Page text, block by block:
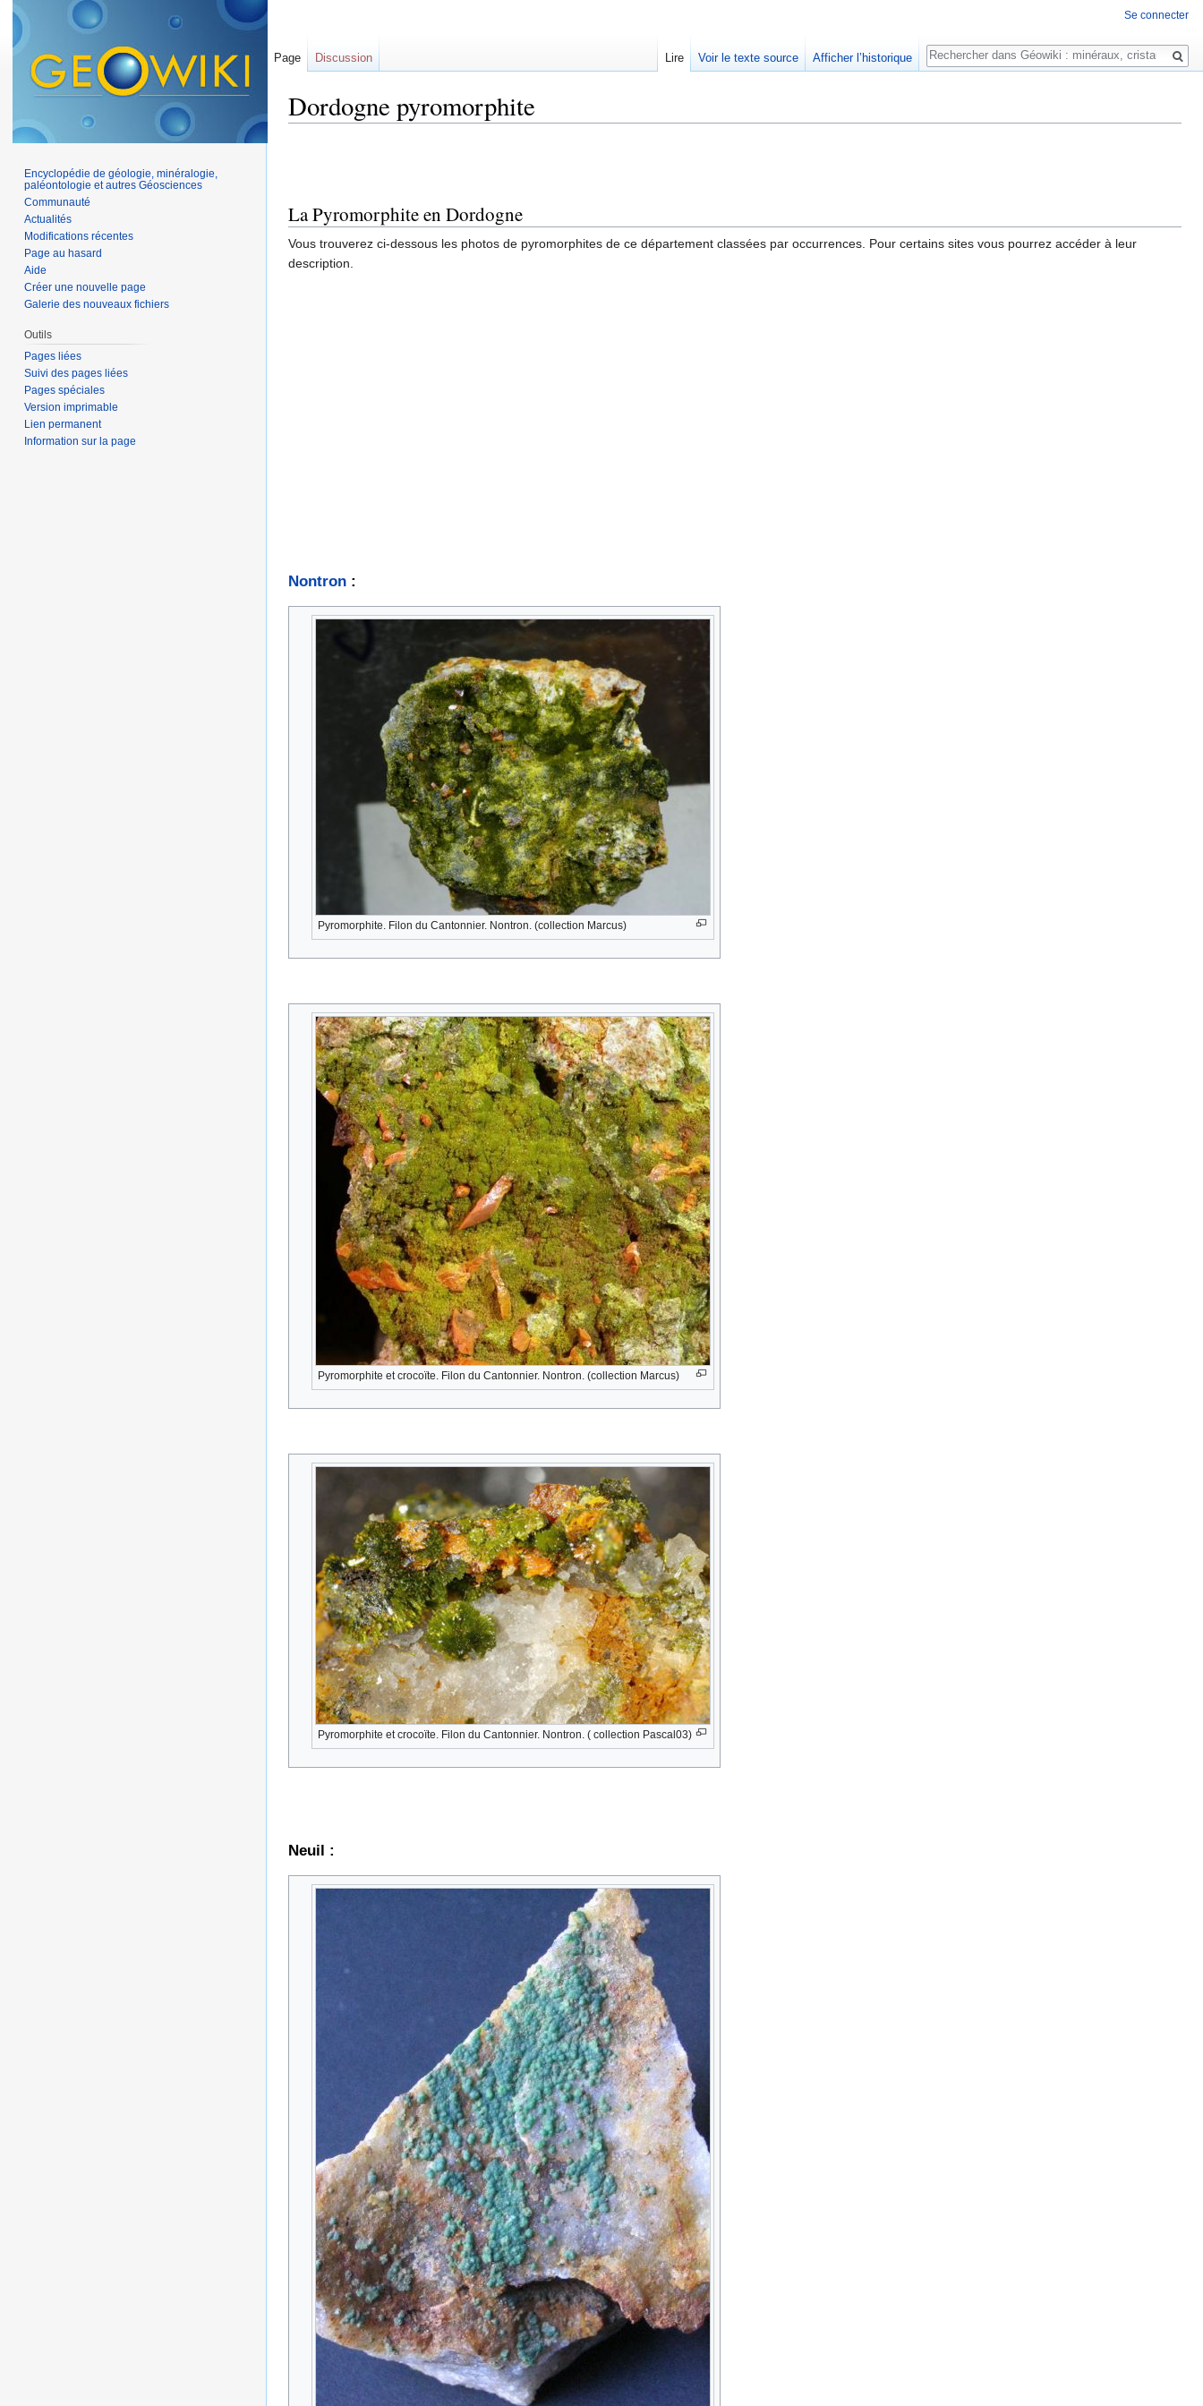
Dordogne pyromorphite
La Pyromorphite en Dordogne
Vous trouverez ci-dessous les photos de pyromorphites de ce département classées par occurrences. Pour certains sites vous pourrez accéder à leur
description.
Nontron :
Pyromorphite. Filon du Cantonnier. Nontron. (collection Marcus)
Pyromorphite et crocoïte. Filon du Cantonnier. Nontron. (collection Marcus)
Pyromorphite et crocoïte. Filon du Cantonnier. Nontron. ( collection Pascal03)
Neuil :
Se connecter
Page Discussion Lire Voir le texte source Afficher l’historique
Rechercher
Encyclopédie de géologie, minéralogie,
paléontologie et autres Géosciences
Communauté
Actualités
Modifications récentes
Page au hasard
Aide
Créer une nouvelle page
Galerie des nouveaux fichiers
Outils
Pages liées
Suivi des pages liées
Pages spéciales
Version imprimable
Lien permanent
Information sur la page